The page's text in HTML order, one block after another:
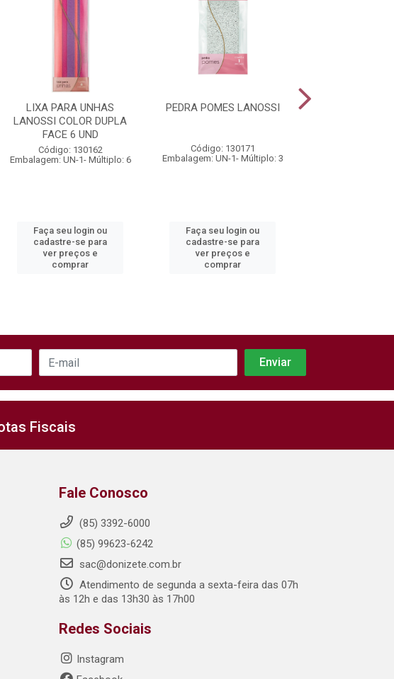
LIXA PARA UNHAS
LANOSSI COLOR DUPLA
FACE 6 UND
Código: 130162
Embalagem: UN-1- Múltiplo: 6
Faça seu login ou
cadastre-se para
ver preços e
comprar
PEDRA POMES LANOSSI
Código: 130171
Embalagem: UN-1- Múltiplo: 3
Faça seu login ou
cadastre-se para
ver preços e
comprar
Fiscais
Fale Conosco
(85) 3392-6000
(85) 99623-6242
sac@donizete.com.br
Atendimento de segunda a sexta-feira das 07h
às 12h e das 13h30 às 17h00
Redes Sociais
Instagram